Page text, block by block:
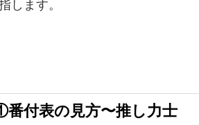
します。
付表の見方〜推し力士